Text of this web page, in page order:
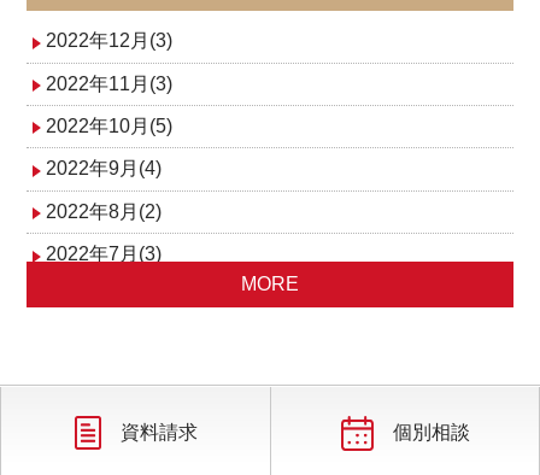
2022年12月(3)
2022年11月(3)
2022年10月(5)
2022年9月(4)
2022年8月(2)
2022年7月(3)
2022年4月(3)
2022年3月(2)
MORE
資料請求 個別相談